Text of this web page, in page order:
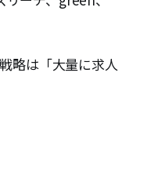
略は「大量に求人